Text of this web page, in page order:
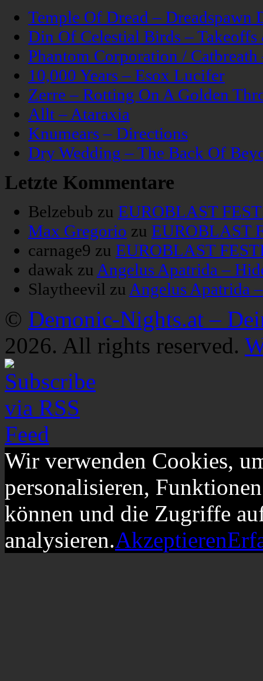
Temple Of Dread – Dreadspawn
Din Of Celestial Birds –
Phantom Corporation /
10,000 Years – Esox Lucifer
Zerre – Rotting On A Golden
Allt – Ataraxia
Knumears – Directions
Dry Wedding – The Back Of
Letzte Kommentare
Belzebub zu EUROBLAST
Max Gregorio zu EUROBLAST
carnage9 zu EUROBLAST
dawak zuAngelus Apatrida –
Slaytheevil zuAngelus Apatrida
© Demonic-Nights.at –
2026. All rights reserved.
Wir verwenden Cookies,
personalisieren,
können und die Zugriffe
analysieren.Akzeptieren